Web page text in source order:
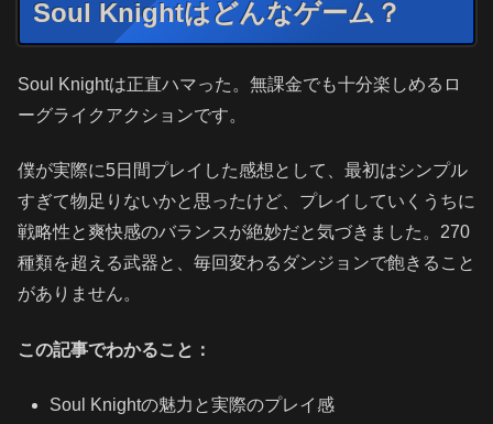
Soul Knightはどんなゲーム？
Soul Knightは正直ハマった。無課金でも十分楽しめるロ
ーグライクアクションです。
僕が実際に5日間プレイした感想として、最初はシンプル
すぎて物足りないかと思ったけど、プレイしていくうちに
戦略性と爽快感のバランスが絶妙だと気づきました。270
種類を超える武器と、毎回変わるダンジョンで飽きること
がありません。
この記事でわかること：
Soul Knightの魅力と実際のプレイ感